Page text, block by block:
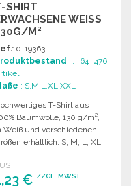
SHIRT
WEISS 1
M² B
ZU G
10-19363
: 64 476
: S,M,L,XL,XXL
T-Shirt aus
Baumwolle, 130 g/m²,
Weiß und verschiedenen
erhältlich: S, M, L, XL,
€ ZZGL. MWST.